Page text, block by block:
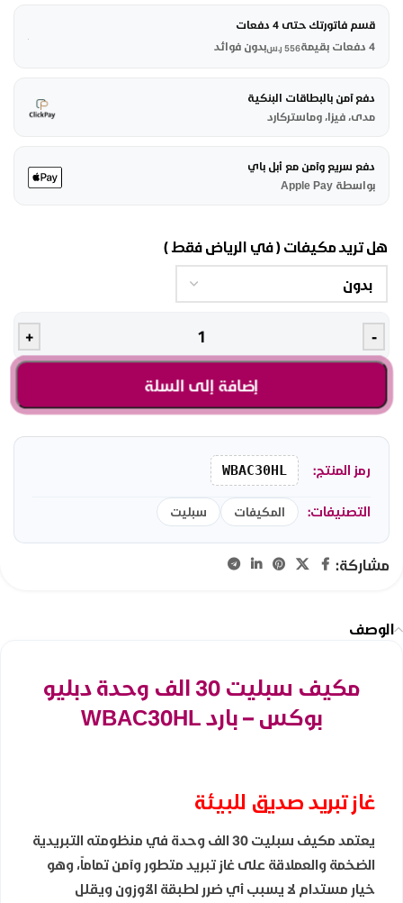
قسم فاتورتك حتى 4 دفعات
4 دفعات بقيمة
556 ر.سبدون فوائد
دفع آمن بالبطاقات البنكية
مدى، فيزا، وماستركارد
دفع سريع وآمن مع أبل باي
بواسطة Apple Pay
هل تريد مكيفات ( في الرياض فقط )
-
+
إضافة إلى السلة
رمز المنتج: WBAC30HL
التصنيفات: المكيفات سبليت
مشاركة:
الوصف
مكيف سبليت 30 الف وحدة دبليو
بوكس – بارد WBAC30HL
غاز تبريد صديق للبيئة
يعتمد مكيف سبليت 30 الف وحدة في منظومته التبريدية
الضخمة والعملاقة على غاز تبريد متطور وآمن تماماً، وهو
خيار مستدام لا يسبب أي ضرر لطبقة الأوزون ويقلل